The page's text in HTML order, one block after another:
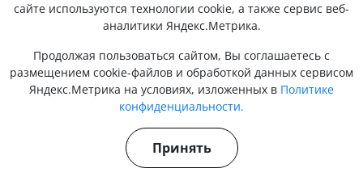
Травматолог на дом
Политика конфиденциальности
Согласие на обработку персональных данных
Вся представленная на сайте информация не является публичной
офертой и не служит для постановки диагноза и назначения лечения.
Консультации, которые оказываются по телефону, мессенджерам или
в соцсетях не являются медицинскими услугами и несут
сайте используются технологии cookie, а также сервис веб-
аналитики Яндекс.Метрика.
Продолжая пользоваться сайтом, Вы соглашаетесь с
размещением cookie-файлов и обработкой данных сервисом
Яндекс.Метрика на условиях, изложенных в Политике
конфиденциальности.
Принять